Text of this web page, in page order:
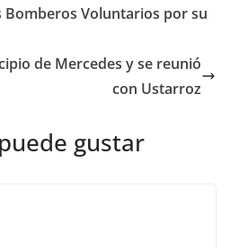
Bomberos Voluntarios por su
de Mercedes y se reunió
con Ustarroz
gustar